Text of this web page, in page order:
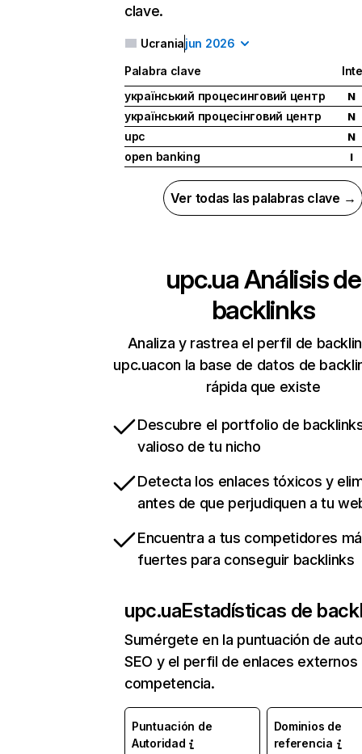
clave.
Ucraniajun 2026
Palabra clave
український процесинговий центр
N
український процесінговий центр N
upc N
open banking I
Ver todas las palabras clave →
upc.uaAnálisis de
backlinks
Analiza y rastrea el perfil de
upc.uacon la base de datos de
rápida que existe
Descubre el portfolio de
valioso de tu nicho
Detecta los enlaces tóxicos y
antes de que perjudiquen a tu
Encuentra a tus competidores
fuertes para conseguir backlinks
upc.uaEstadísticas de
Sumérgete en la puntuación de
SEO y el perfil de enlaces externos
competencia.
Puntuación de
Autoridad
Dominios de
referencia